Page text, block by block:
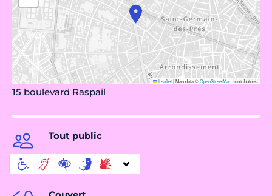
Leaflet|Map data ©OpenStreetMapcontributors
15 boulevard Raspail
Tout public